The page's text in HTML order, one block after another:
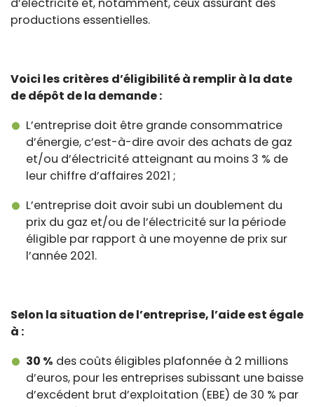
d’électricité et, notamment, ceux assurant des
productions essentielles.
Voici les critères d’éligibilité à remplir à la date
de dépôt de la demande :
L’entreprise doit être grande consommatrice
d’énergie, c’est-à-dire avoir des achats de gaz
et/ou d’électricité atteignant au moins 3 % de
leur chiffre d’affaires 2021 ;
L’entreprise doit avoir subi un doublement du
prix du gaz et/ou de l’électricité sur la période
éligible par rapport à une moyenne de prix sur
l’année 2021.
Selon la situation de l’entreprise, l’aide est égale
à :
30 % des coûts éligibles plafonnée à 2 millions
d’euros, pour les entreprises subissant une baisse
d’excédent brut d’exploitation (EBE) de 30 % par